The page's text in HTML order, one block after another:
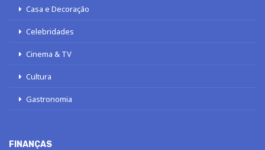
Casa e Decoração
Celebridades
Cinema & TV
Cultura
Gastronomia
FINANÇAS